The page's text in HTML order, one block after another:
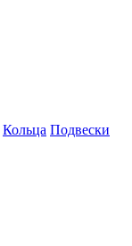
Кольца Подвески